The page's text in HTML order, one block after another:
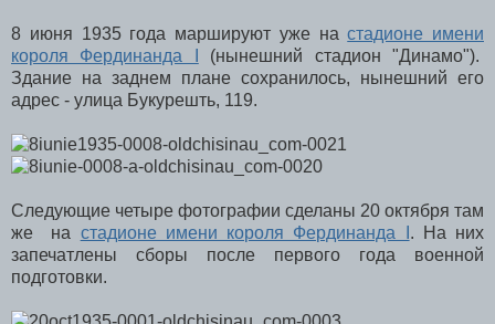
8 июня 1935 года маршируют уже настадионе имени
короля Фердинанда I
(нынешний стадион "Динамо").
Здание на заднем плане сохранилось, нынешний его
адрес - улица Букурешть, 119.
Следующие четыре фотографии сделаны 20 октября там
же на стадионе имени короля Фердинанда I . На них
запечатлены сборы после первого года военной
подготовки.